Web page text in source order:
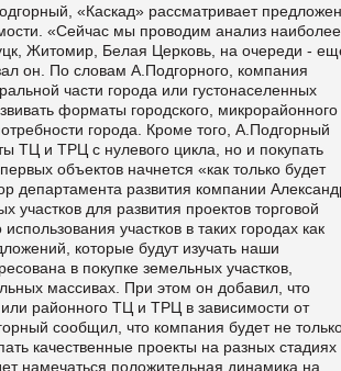
«Каскад» рассматривает
«Сейчас мы проводим анализ наиболее
Житомир, Белая Церковь, на очереди -
он. По словам А.Подгорного, компания
части города или густонаселенных
форматы городского, микрорайонного
города. Кроме того, А.Подгорный
ТЦ и ТРЦ с нулевого цикла, но и покупать
объектов начнется «как только будет
департамента развития компании
для развития проектов торговой
участков в таких городах как
которые будут изучать наши
в покупке земельных участков,
массивах. При этом он добавил, что
районного ТЦ и ТРЦ в зависимости от
сообщил, что компания будет не
качественные проекты на разных стадиях
намечаться положительная динамика на